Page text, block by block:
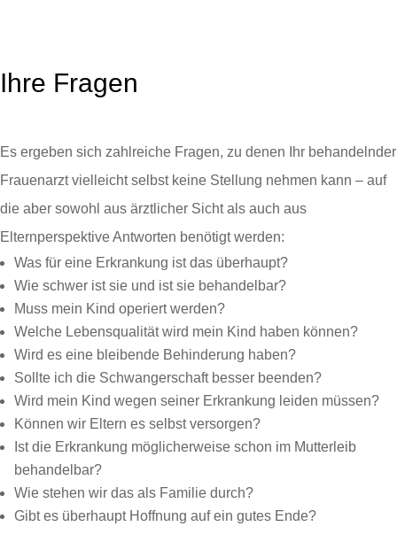
Ihre Fragen
Es ergeben sich zahlreiche Fragen, zu denen Ihr behandelnder
Frauenarzt vielleicht selbst keine Stellung nehmen kann – auf
die aber sowohl aus ärztlicher Sicht als auch aus
Elternperspektive Antworten benötigt werden:
Was für eine Erkrankung ist das überhaupt?
Wie schwer ist sie und ist sie behandelbar?
Muss mein Kind operiert werden?
Welche Lebensqualität wird mein Kind haben können?
Wird es eine bleibende Behinderung haben?
Sollte ich die Schwangerschaft besser beenden?
Wird mein Kind wegen seiner Erkrankung leiden müssen?
Können wir Eltern es selbst versorgen?
Ist die Erkrankung möglicherweise schon im Mutterleib
behandelbar?
Wie stehen wir das als Familie durch?
Gibt es überhaupt Hoffnung auf ein gutes Ende?